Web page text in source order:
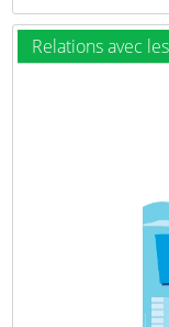
Relations avec